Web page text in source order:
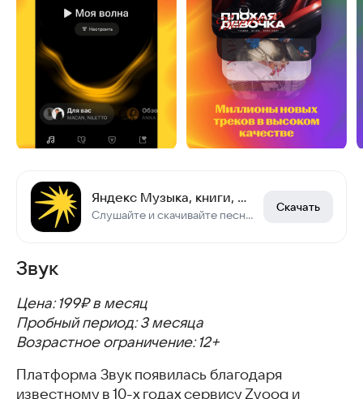
Яндекс Музыка, книги, подкасты
Слушайте и скачивайте песни, аудиокниги
Скачать
Звук
Цена: 199₽ в месяц
Пробный период: 3 месяца
Возрастное ограничение: 12+
Платформа Звук появилась благодаря
известному в 10-х годах сервису Zvooq и